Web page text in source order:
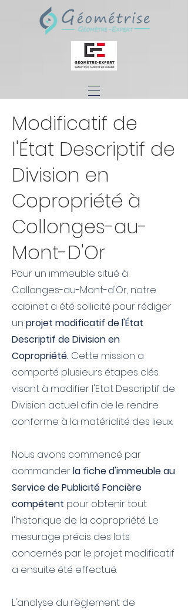
Modificatif de
l'État Descriptif de
Division en
Copropriété à
Collonges-au-
Mont-D'Or
Pour un immeuble situé à
Collonges-au-Mont-d'Or, notre
cabinet a été sollicité pour rédiger
un projet modificatif de l'État
Descriptif de Division en
Copropriété. Cette mission a
comporté plusieurs étapes clés
visant à modifier l'Etat Descriptif de
Division actuel afin de le rendre
conforme à la matérialité des lieux.
Nous avons commencé par
commanderla fiche d'immeuble au
Service de Publicité Foncière
compétent pour obtenir tout
l'historique de la copropriété. Le
mesurage précis des lots
concernés par le projet modificatif
a ensuite été effectué.
L'analyse du règlement de